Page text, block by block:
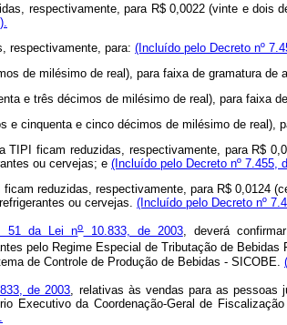
respectivamente, para R$ 0,0022 (vinte e
respectivamente, para: (Incluído pelo Decreto nº
de milésimo de real), para faixa de gramatura de
e três décimos de milésimo de real), para faixa
cinquenta e cinco décimos de milésimo de real),
TIPI ficam reduzidas, respectivamente, para R$
ou cervejas; e (Incluído pelo Decreto nº 7.455,
reduzidas, respectivamente, para R$ 0,0124
ou cervejas. (Incluído pelo Decreto nº
51 da Lei no10.833, de 2003, deverá
pelo Regime Especial de Tributação de Bebidas
de Controle de Produção de Bebidas - SICOBE.
de 2003 , relativas às vendas para as
Executivo da Coordenação-Geral de